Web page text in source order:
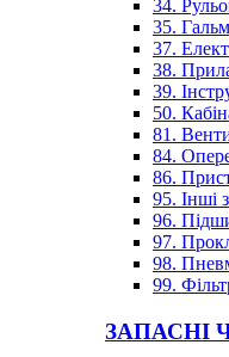
34.
35.
37.
38.
39.
50.
81.
84.
86.
95. Інші
96.
97.
98.
99.
ЗАПАСНІ